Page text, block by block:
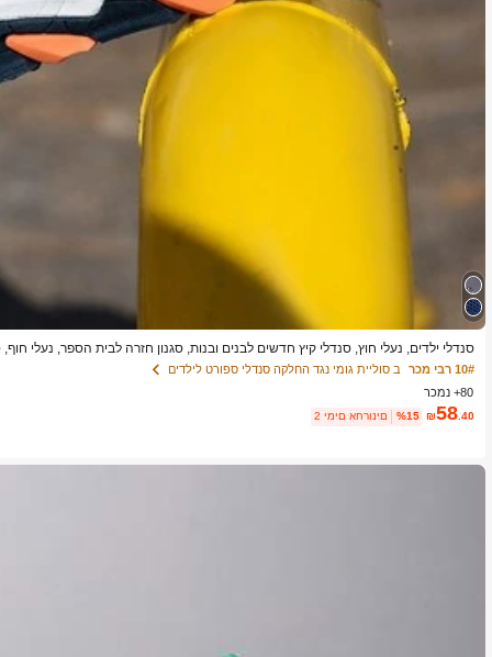
סנדלי ילדים, נעלי חוץ, סנדלי קיץ חדשים לבנים ובנות, סגנון חזרה לבית הספר, נעלי
עם סגירה של וו וולקרו, קיץ בחוץ, מגרש משחקים, לצד הבריכה, הגנה על האצבעות סוליה
10# רבי מכר
ב סוליית גומי נגד החלקה סנדלי ספורט לילדים
80+ נמכר
₪58 .40
%15 2 ימים אחרונים